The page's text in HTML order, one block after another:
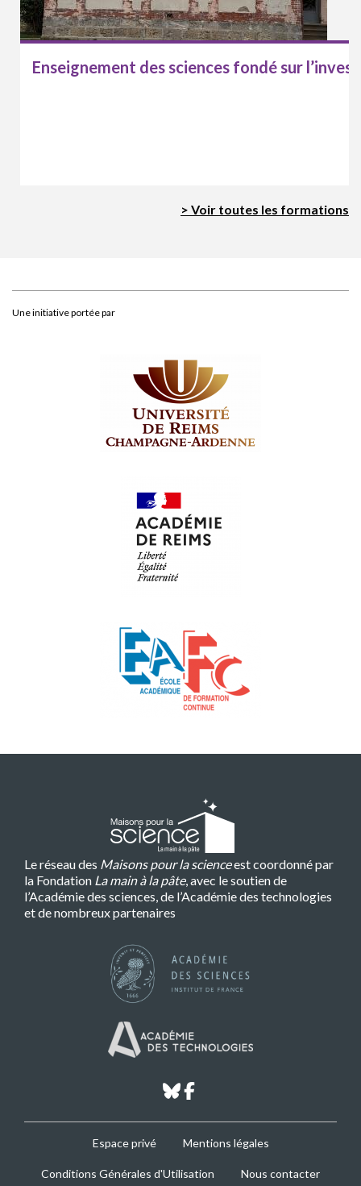
Enseignement des sciences fondé sur
> Voir toutes les formations
Une initiative portée par
Le réseau des Maisons pour la scienceest coordonné par
la Fondation La main à la pâte, avec le soutien de
l’Académie des sciences, de l’Académie des technologies
et de nombreux partenaires
bluesky
Footer
Espace privé Mentions légales
Conditions Générales d'Utilisation Nous contacter